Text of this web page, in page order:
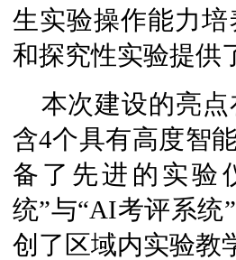
生实验操作能力
和探究性实验提供
本次建设的亮
含4个具有高度智
备了先进的实验
统”与“AI考评系统
创了区域内实验教